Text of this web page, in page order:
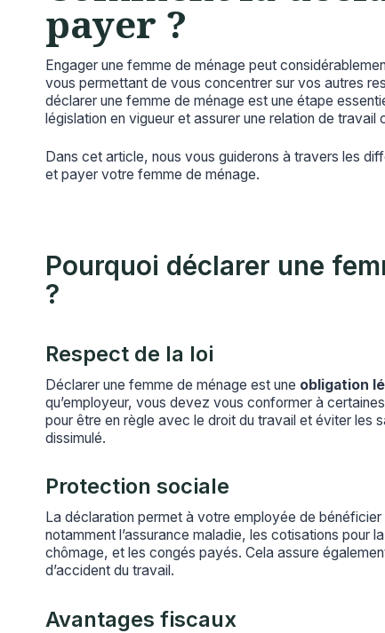
payer ?
Engager une femme de ménage peut
vous permettant de vous concentrer sur vos autres
déclarer une femme de ménage est une étape
législation en vigueur et assurer une relation de travail
Dans cet article, nous vous guiderons à travers les
et payer votre femme de ménage.
Pourquoi déclarer une
?
Respect de la loi
Déclarer une femme de ménage est une obligation
qu’employeur, vous devez vous conformer à
pour être en règle avec le droit du travail et éviter les
dissimulé.
Protection sociale
La déclaration permet à votre employée de bénéficier
notamment l’assurance maladie, les cotisations pour
chômage, et les congés payés. Cela assure
d’accident du travail.
Avantages fiscaux